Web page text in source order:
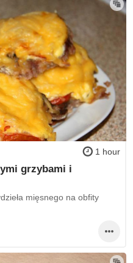
1 hour
grzybami i
mięsnego na obfity